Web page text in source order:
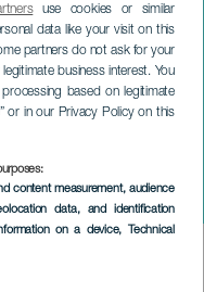
use cookies or similar
data like your visit on this
partners do not ask for your
business interest. You
based on legitimate
or in our Privacy Policy on this
content measurement, audience
data, and identification
on a device, Technical